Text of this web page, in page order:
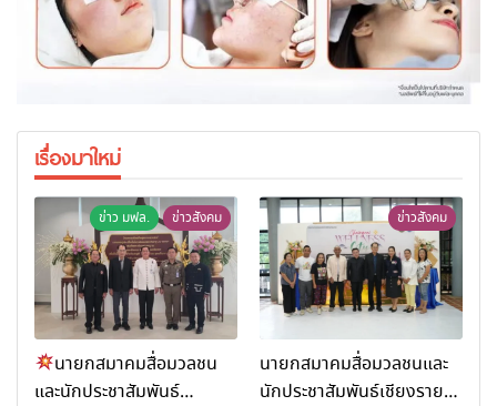
เรื่องมาใหม่
ข่าว มฟล. ข่าวสังคม
นายกสมาคมสื่อมวลชน
และนักประชาสัมพันธ์
ข่าวสังคม
นายกสมาคมสื่อมวลชนและ
นักประชาสัมพันธ์เชียงราย